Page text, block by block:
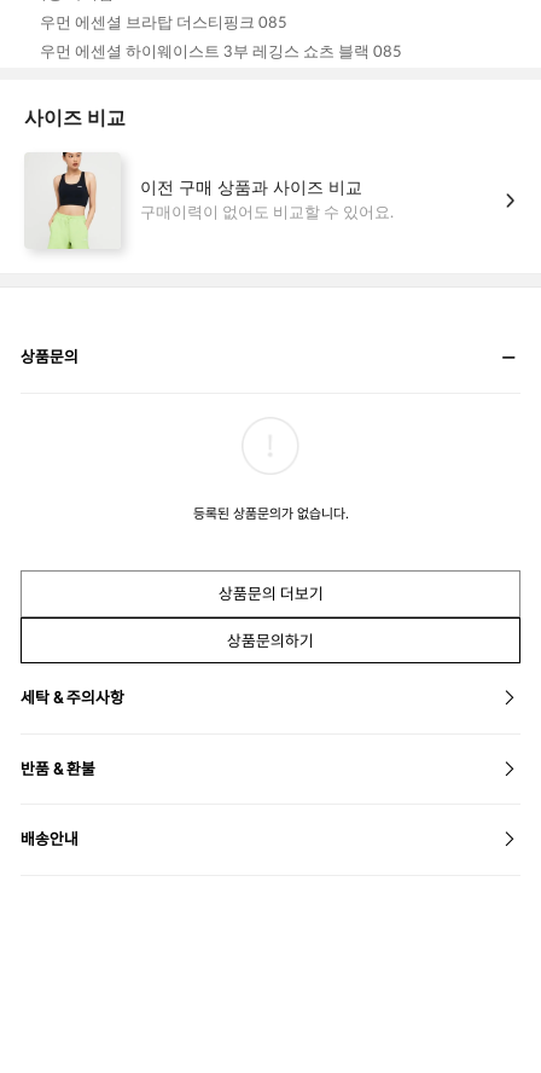
상품문의
등록된 상품문의가 없습니다.
상품문의 더보기
상품문의하기
세탁 & 주의사항
반품 & 환불
배송안내